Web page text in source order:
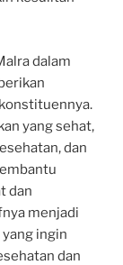
dalam
yang sehat,
dan
dan
menjadi
ingin
dan